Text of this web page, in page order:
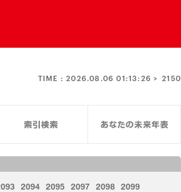
TIME :2026.08.06 01:13:26 > 2150
2094 2095 2097 2098 2099